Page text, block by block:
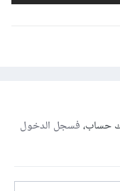
حساب،فسجل الدخول